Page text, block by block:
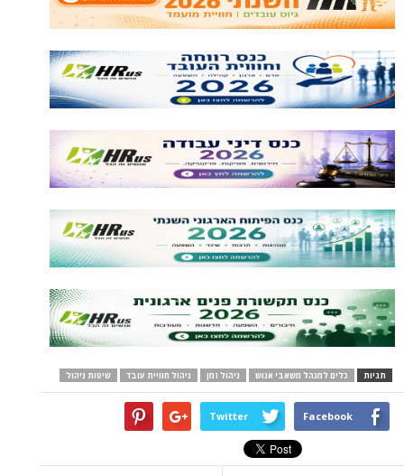
תגיות כלים למנהל משאבי אנוש ניהול זמן ניהול חוויית עובד שיטות ניהול
Facebook
Twitter